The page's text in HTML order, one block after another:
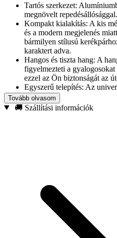
Tartós szerkezet:
megnövelt repedésállósággal.
Kompakt kialakítás: A kis
és a modern megjelenés
bármilyen stílusú
karaktert adva.
Hangos és tiszta hang: A
figyelmezteti a
ezzel az Ön biztonságát az
Egyszerű telepítés: Az
gyors és egyszerű
Ergonomikus mechanizmus:
Tovább olvasom
🚚 Szállítási információk